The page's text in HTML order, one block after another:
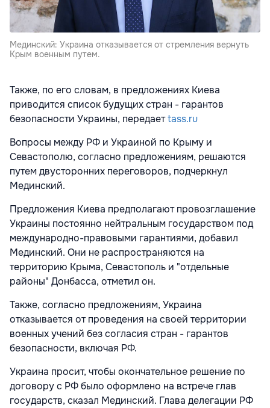
Мединский: Украина отказывается от стремления вернуть
Крым военным путем.
Также, по его словам, в предложениях Киева
приводится список будущих стран - гарантов
безопасности Украины, передаетtass.ru
Вопросы между РФ и Украиной по Крыму и
Севастополю, согласно предложениям, решаются
путем двусторонних переговоров, подчеркнул
Мединский.
Предложения Киева предполагают провозглашение
Украины постоянно нейтральным государством под
международно-правовыми гарантиями, добавил
Мединский. Они не распространяются на
территорию Крыма, Севастополь и "отдельные
районы" Донбасса, отметил он.
Также, согласно предложениям, Украина
отказывается от проведения на своей территории
военных учений без согласия стран - гарантов
безопасности, включая РФ.
Украина просит, чтобы окончательное решение по
договору с РФ было оформлено на встрече глав
государств, сказал Мединский. Глава делегации РФ